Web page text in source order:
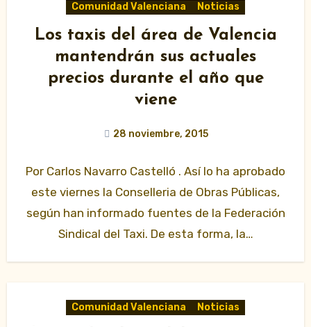
Comunidad Valenciana Noticias
Los taxis del área de Valencia
mantendrán sus actuales
precios durante el año que
viene
28 noviembre, 2015
Por Carlos Navarro Castelló . Así lo ha aprobado
este viernes la Conselleria de Obras Públicas,
según han informado fuentes de la Federación
Sindical del Taxi. De esta forma, la…
Comunidad Valenciana Noticias